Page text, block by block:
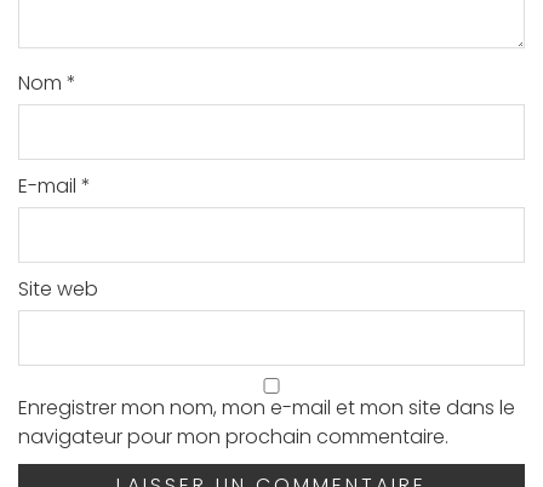
Nom *
E-mail *
Site web
Enregistrer mon nom, mon e-mail et mon site dans le
navigateur pour mon prochain commentaire.